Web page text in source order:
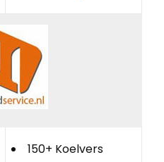
150+ Koelvers